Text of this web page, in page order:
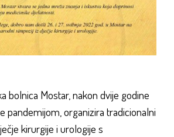
bolnica Mostar, nakon dvije godine
pandemijom, organizira tradicionalni
kirurgije i urologije s